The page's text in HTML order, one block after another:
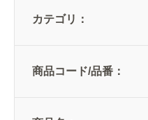
カテゴリ：
商品コード/品番：